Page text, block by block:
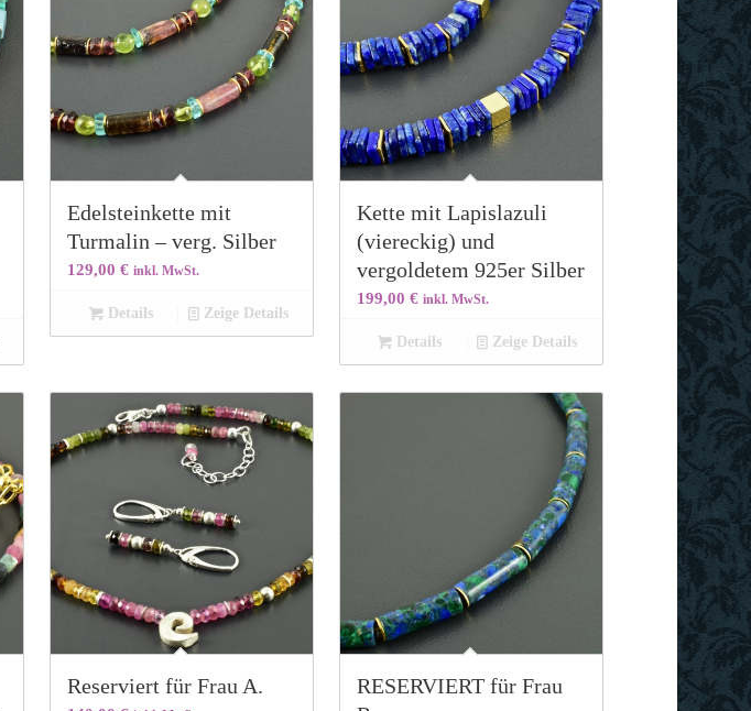
Edelsteinkette mit
Turmalin – verg. Silber
129,00€ inkl. MwSt.
Details Zeige Details
Kette mit Lapislazuli
(viereckig) und
vergoldetem 925er Silber
199,00€ inkl. MwSt.
Details Zeige Details
Reserviert für Frau A.
RESERVIERT für Frau